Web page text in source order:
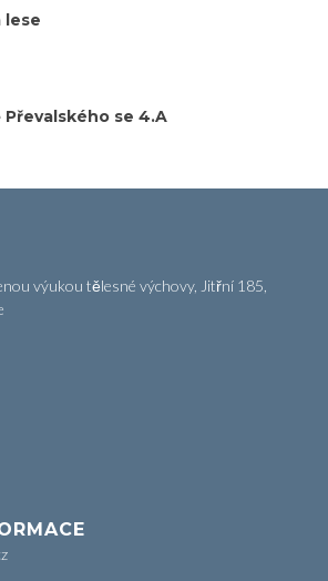
lese
Převalského se 4.A
výukou tělesné výchovy, Jitřní 185,